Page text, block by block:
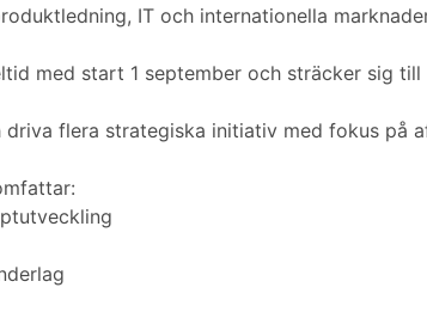
IT och internationella
med start 1 september och sträcker sig till
flera strategiska initiativ med fokus på